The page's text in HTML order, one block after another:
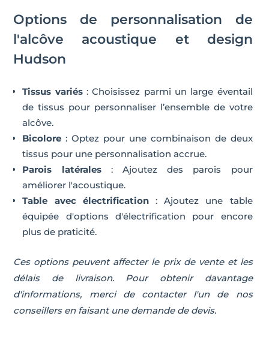
Options de personnalisation de
l'alcôve acoustique et design
Hudson
Tissus variés: Choisissez parmi un large éventail
de tissus pour personnaliser l’ensemble de votre
alcôve.
Bicolore : Optez pour une combinaison de deux
tissus pour une personnalisation accrue.
Parois latérales: Ajoutez des parois pour
améliorer l'acoustique.
Table avec électrification: Ajoutez une table
équipée d'options d'électrification pour encore
plus de praticité.
Ces options peuvent affecter le prix de vente et les
délais de livraison. Pour obtenir davantage
d'informations, merci de contacter l'un de nos
conseillers en faisant une demande de devis.